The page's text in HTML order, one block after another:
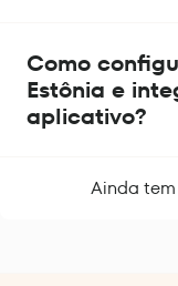
Como
Estônia e
aplicativo?
Ainda